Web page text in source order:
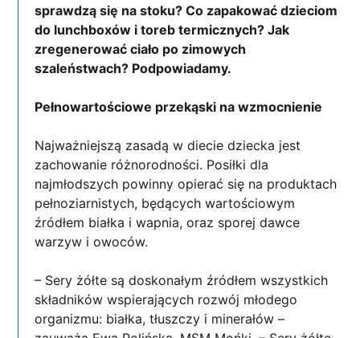
sprawdzą się na stoku? Co zapakować dzieciom
do lunchboxów i toreb termicznych? Jak
zregenerować ciało po zimowych
szaleństwach? Podpowiadamy.
Pełnowartościowe przekąski na wzmocnienie
Najważniejszą zasadą w diecie dziecka jest
zachowanie różnorodności. Posiłki dla
najmłodszych powinny opierać się na produktach
pełnoziarnistych, będących wartościowym
źródłem białka i wapnia, oraz sporej dawce
warzyw i owoców.
– Sery żółte są doskonałym źródłem wszystkich
składników wspierających rozwój młodego
organizmu: białka, tłuszczy i minerałów –